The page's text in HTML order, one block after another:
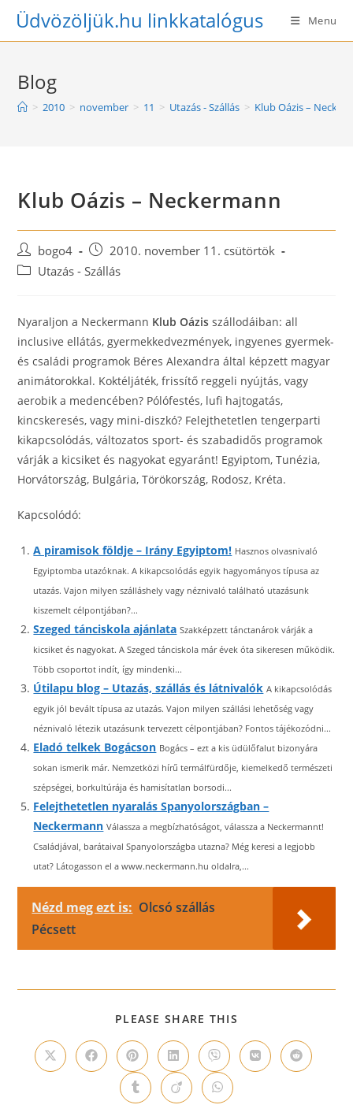
SkipÜdvözöljük.hu linkkatalógus Menu
Blog
> 2010 > november > 11 > Utazás - Szállás > Klub Oázis –
Klub Oázis – Neckermann
Post
author:
bogo4
Post
published:
2010. november 11. csütörtök
PostUtazás - Szállás
Nyaraljon a Neckermann Klub Oázis szállodáiban: all
inclusive ellátás, gyermekkedvezmények, ingyenes gyermek-
és családi programok Béres Alexandra által képzett magyar
animátorokkal. Koktéljáték, frissítő reggeli nyújtás, vagy
aerobik a medencében? Pólófestés, lufi hajtogatás,
kincskeresés, vagy mini-diszkó? Felejthetetlen tengerparti
kikapcsolódás, változatos sport- és szabadidős programok
várják a kicsiket és nagyokat egyaránt! Egyiptom, Tunézia,
Horvátország, Bulgária, Törökország, Rodosz, Kréta.
Kapcsolódó:
A piramisok földje – Irány Egyiptom! Hasznos olvasnivaló
Egyiptomba utazóknak. A kikapcsolódás egyik hagyományos típusa az
utazás. Vajon milyen szálláshely vagy néznivaló található utazásunk
kiszemelt célpontjában?...
Szeged tánciskola ajánlata Szakképzett tánctanárok várják a
kicsiket és nagyokat. A Szeged tánciskola már évek óta sikeresen működik.
Több csoportot indít, így mindenki...
Útilapu blog – Utazás, szállás és látnivalók A kikapcsolódás
egyik jól bevált típusa az utazás. Vajon milyen szállási lehetőség vagy
néznivaló létezik utazásunk tervezett célpontjában? Fontos tájékozódni...
Eladó telkek Bogácson Bogács – ezt a kis üdülőfalut bizonyára
sokan ismerik már. Nemzetközi hírű termálfürdője, kiemelkedő természeti
szépségei, borkultúrája és hamisítatlan borsodi...
Felejthetetlen nyaralás Spanyolországban –
Neckermann Válassza a megbízhatóságot, válassza a Neckermannt!
Családjával, barátaival Spanyolországba utazna? Még keresi a legjobb
utat? Látogasson el a www.neckermann.hu oldalra,...
Nézd meg ezt is: Olcsó szállás
Pécsett
PLEASE SHARE THIS
CONTENT
Opens
in
Opens
in
window
Opens
in
a
new
window
Opens
in
a
new
window
Opens
in
a
new
window
Opens
in
Opens
in
Opens
in
Opens
in
Opens
in